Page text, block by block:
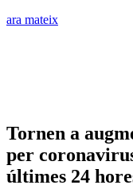
ara mateix
Tornen a
per
últimes 24